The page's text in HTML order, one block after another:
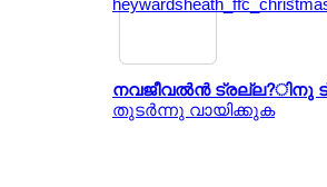
നവജീവല്‍ന്‍ ട്രല്ല?ിനു
തുടര്‍ന്നു വായിക്കുക